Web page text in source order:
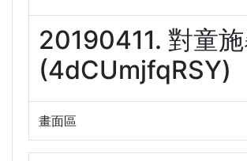
20190411. 對童
(4dCUmjfqRSY)
畫面區